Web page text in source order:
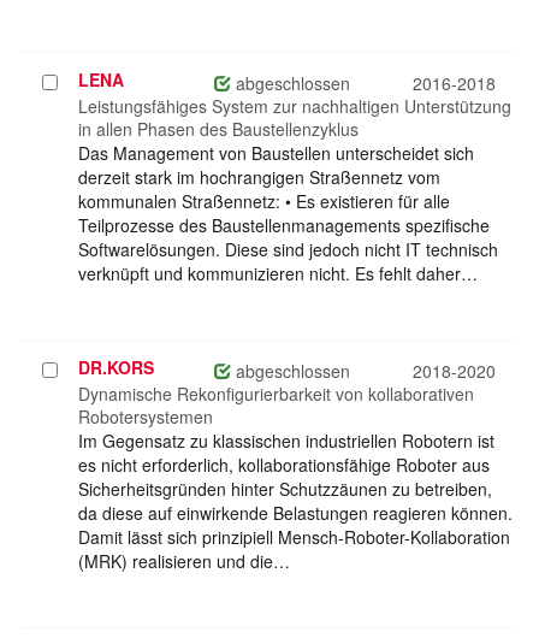
Projekt
auswählen
LENA abgeschlossen
2016-2018
Leistungsfähiges System zur nachhaltigen Unterstützung
in allen Phasen des Baustellenzyklus
Das Management von Baustellen unterscheidet sich
derzeit stark im hochrangigen Straßennetz vom
kommunalen Straßennetz: • Es existieren für alle
Teilprozesse des Baustellenmanagements spezifische
Softwarelösungen. Diese sind jedoch nicht IT technisch
verknüpft und kommunizieren nicht. Es fehlt daher…
Projekt
auswählen
DR.KORS abgeschlossen
2018-2020
Dynamische Rekonfigurierbarkeit von kollaborativen
Robotersystemen
Im Gegensatz zu klassischen industriellen Robotern ist
es nicht erforderlich, kollaborationsfähige Roboter aus
Sicherheitsgründen hinter Schutzzäunen zu betreiben,
da diese auf einwirkende Belastungen reagieren können.
Damit lässt sich prinzipiell Mensch-Roboter-Kollaboration
(MRK) realisieren und die…